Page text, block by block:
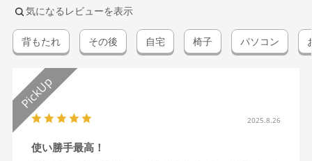
気になるレビューを表示
背もたれ その後 自宅 椅子 パソコン
2025.8.26
使い勝手最高！